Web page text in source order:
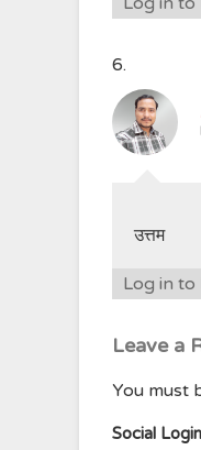
उत्तम
Log in to
Leave a
You must
Social Login